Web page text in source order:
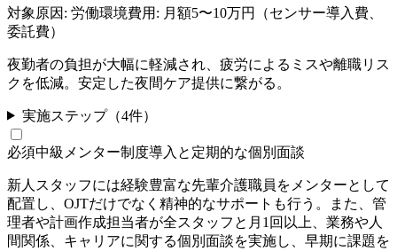
対象原因: 労働環境費用: 月額5〜10万円（センサー導入費、
委託費）
夜勤者の負担が大幅に軽減され、疲労によるミスや離職リス
クを低減。安定した夜間ケア提供に繋がる。
実施ステップ（4件）
必須中級 メンター制度導入と定期的な個別面談
新人スタッフには経験豊富な先輩介護職員をメンターとして
配置し、OJTだけでなく精神的なサポートも行う。また、管
理者や計画作成担当者が全スタッフと月1回以上、業務や人
間関係、キャリアに関する個別面談を実施し、早期に課題を